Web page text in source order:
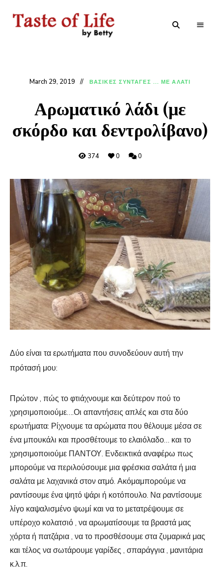
March 29, 2019 ΒΑΣΙΚΕΣ ΣΥΝΤΑΓΕΣ ... ΜΕ ΑΛΑΤΙ
Αρωματικό λάδι (με
σκόρδο και δεντρολίβανο)
374 0 0
Δύο είναι τα ερωτήματα που συνοδεύουν αυτή την
πρότασή μου:
Πρώτον , πώς το φτιάχνουμε και δεύτερον πού το
χρησιμοποιούμε….Οι απαντήσεις απλές και στα δύο
ερωτήματα: Ρίχνουμε τα αρώματα που θέλουμε μέσα σε
ένα μπουκάλι και προσθέτουμε το ελαιόλαδο… και το
χρησιμοποιούμε ΠΑΝΤΟΥ. Ενδεικτικά αναφέρω πως
μπορούμε να περιλούσουμε μια φρέσκια σαλάτα ή μια
σαλάτα με λαχανικά στον ατμό. Ακόμαμπορούμε να
ραντίσουμε ένα ψητό ψάρι ή κοτόπουλο. Να ραντίσουμε
λίγο καψαλισμένο ψωμί και να το μετατρέψουμε σε
υπέροχο κολατσιό , να αρωματίσουμε τα βραστά μας
χόρτα ή πατζάρια , να το προσθέσουμε στα ζυμαρικά μας
και τέλος να σωτάρουμε γαρίδες , σπαράγγια , μανιτάρια
κ.λ.π.